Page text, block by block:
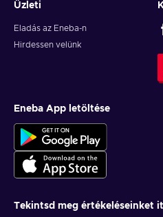
Üzleti
Eladás az Eneba-n
Hirdessen velünk
Eneba App letöltése
Tekintsd meg értékeléseinket